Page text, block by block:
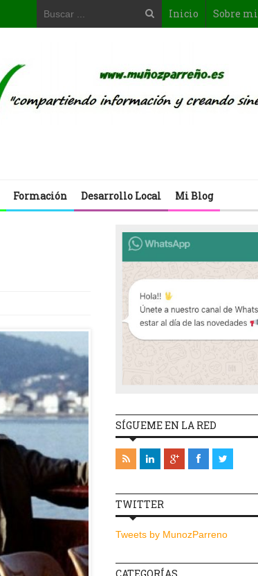
Inicio Sobre mi
Formación Desarrollo Local Mi Blog
SÍGUEME EN LA RED
TWITTER
Tweets by MunozParreno